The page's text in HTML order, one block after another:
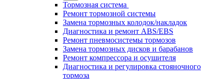
Тормозная система
Ремонт тормозной системы
Замена тормозных колодок/накладок
Диагностика и ремонт ABS/EBS
Ремонт пневмосистемы тормозов
Замена тормозных дисков и барабанов
Ремонт компрессора и осушителя
Диагностика и регулировка стояночного
тормоза